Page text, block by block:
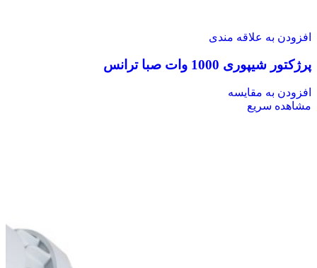
افزودن به علاقه مندی
پرژکتور شیپوری 1000 وات صبا ترانس
افزودن به مقایسه
مشاهده سریع